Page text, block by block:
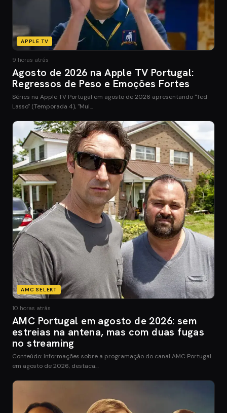
APPLE TV
9 horas atrás
Agosto de 2026 na Apple TV Portugal:
Regressos de Peso e Emoções Fortes
Séries na Apple TV Portugal em agosto de 2026 apresentando "Ted
Lasso" (Temporada 4), "Mul…
AMC SELEKT
10 horas atrás
AMC Portugal em agosto de 2026: sem
estreias na antena, mas com duas fugas
no streaming
Conteúdo: Informações sobre a programação do canal AMC Portugal
em agosto de 2026, destaca…